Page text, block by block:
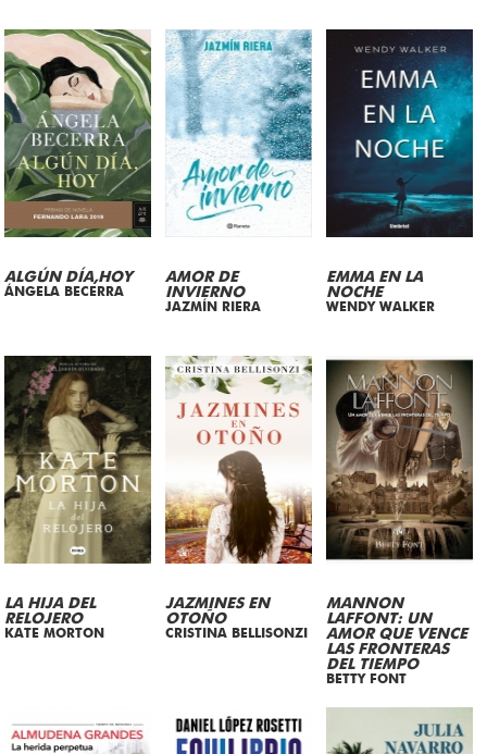
ALGÚN DÍA,HOY
ÁNGELA BECERRA
AMOR DE
INVIERNO
JAZMÍN RIERA
EMMA EN LA
NOCHE
WENDY WALKER
LA HIJA DEL
RELOJERO
KATE MORTON
JAZMINES EN
OTOÑO
CRISTINA BELLISONZI
MANNON
LAFFONT: UN
AMOR QUE VENCE
LAS FRONTERAS
DEL TIEMPO
BETTY FONT